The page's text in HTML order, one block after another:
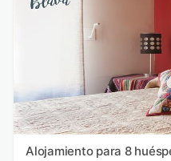
Alojamiento para 8